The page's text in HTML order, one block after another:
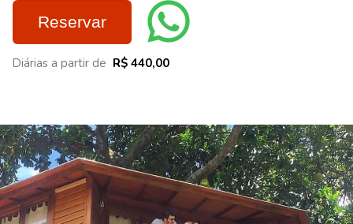
Reservar
Diárias a partir de R$ 440,00